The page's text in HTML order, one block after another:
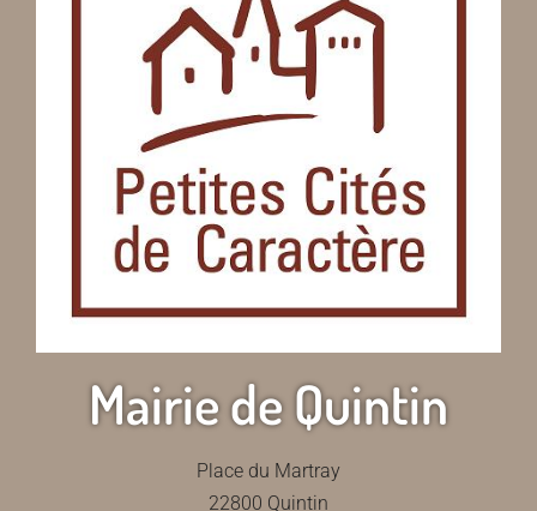
Mairie de Quintin
Place du Martray
22800 Quintin